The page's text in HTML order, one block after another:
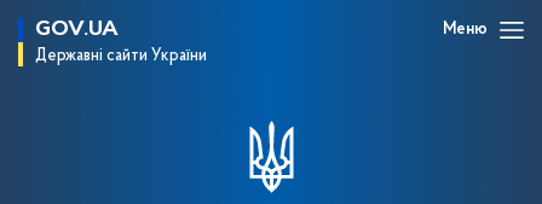
GOV.UA
Державні сайти України
Меню